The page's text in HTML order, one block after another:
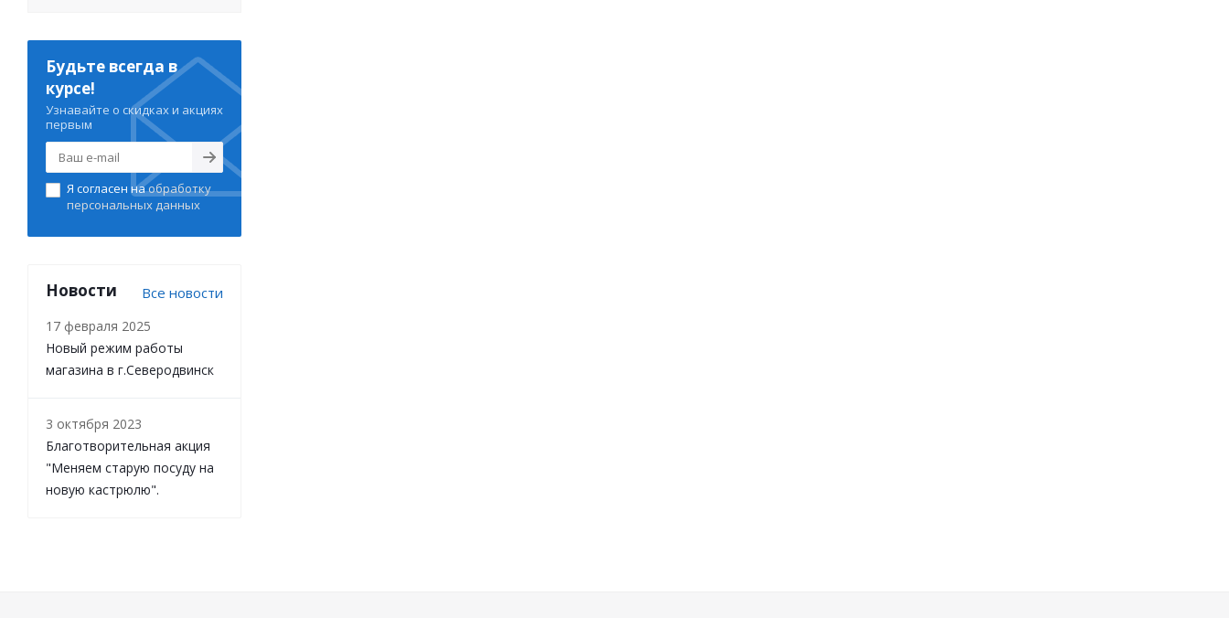
Будьте всегда в
курсе!
Узнавайте о скидках и акциях
первым
Я согласен наобработку
персональных данных
Новости Все новости
17 февраля 2025
Новый режим работы
магазина в г.Северодвинск
3 октября 2023
Благотворительная акция
"Меняем старую посуду на
новую кастрюлю".